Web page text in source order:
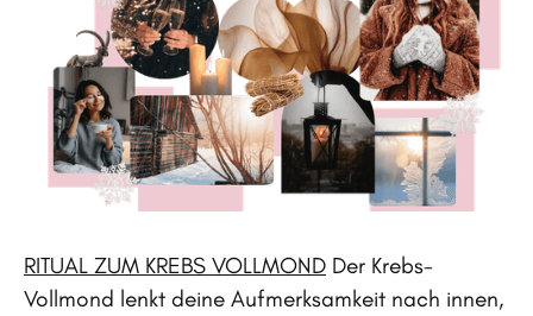
RITUAL ZUM KREBS VOLLMOND Der Krebs-
Vollmond lenkt deine Aufmerksamkeit nach innen,